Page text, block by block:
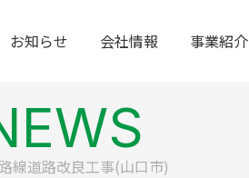
お知らせ 会社情報 事業紹介
線道路改良工事(山口市)